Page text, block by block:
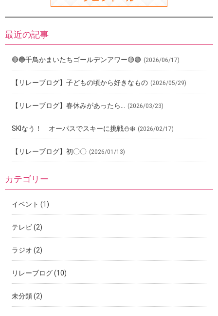
最近の記事
🔴🔵千鳥かまいたちゴールデンアワー🟡🟢 (2026/06/17)
【リレーブログ】子どもの頃から好きなもの (2026/05/29)
【リレーブログ】春休みがあったら… (2026/03/23)
SKIなう！ オーパスでスキーに挑戦⛄️❄️ (2026/02/17)
【リレーブログ】初〇〇 (2026/01/13)
カテゴリー
イベント (1)
テレビ(2)
ラジオ (2)
リレーブログ(10)
未分類(2)